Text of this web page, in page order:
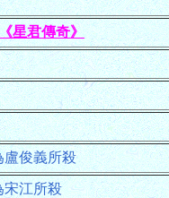
星君傳奇》
盧俊義所殺
宋江所殺